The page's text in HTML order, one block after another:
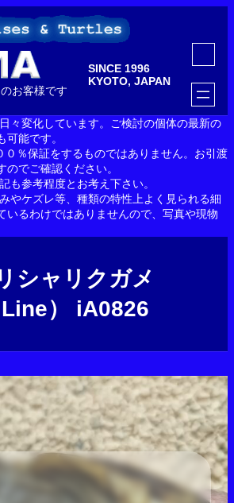
お客様です
SINCE 1996
KYOTO, JAPAN
ア
コ
ン
リ
ン
ク
々変化しています。ご検討の個体の最新の
能です。
％保証をするものではありません。お引渡
のでご確認ください。
参考程度とお考え下さい。
やケズレ等、種類の特性上よく見られる細
いるわけではありませんので、写真や現物
シャリクガメ
Line） iA0826